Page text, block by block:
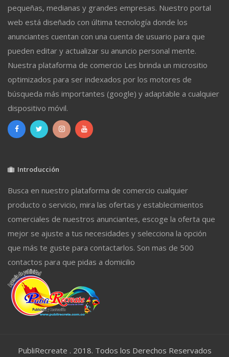
pequeñas, medianas y grandes empresas. Nuestro portal
web está diseñado con última tecnología donde los
anunciantes cuentan con una cuenta de usuario para que
pueden editar y actualizar su anuncio personal mente.
Nuestra plataforma de comercio Les brinda un micrositio
optimizados para ser indexados por los motores de
búsqueda más importantes (google) y adaptable a cualquier
dispositivo móvil.
Introducción
Busca en nuestro plataforma de comercio cualquier
producto o servicio, mira las ofertas y establecimientos
comerciales de nuestros anunciantes, escoge la oferta que
mejor se ajuste a tus necesidades y selecciona la opción
que más te guste para contactarlos. Son mas de 500
contactos para que pidas a domicilio
PubliRecreate . 2018. Todos los Derechos Reservados